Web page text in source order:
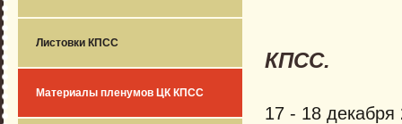
Листовки КПСС
Материалы пленумов ЦК КПСС
КПСС.
17 - 18 декабря